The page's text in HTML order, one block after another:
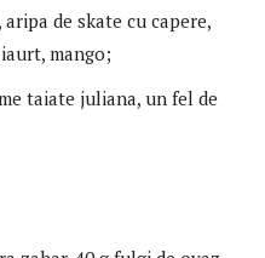
de skate cu capere,
mango;
taiate juliana, un fel de